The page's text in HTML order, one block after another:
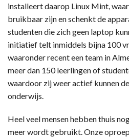
installeert daarop Linux Mint,
bruikbaar zijn en schenkt de
studenten die zich geen laptop
initiatief telt inmiddels bijna 100
waaronder recent een team in
meer dan 150 leerlingen of
waardoor zij weer actief kunnen
onderwijs.
Heel veel mensen hebben thuis
meer wordt gebruikt. Onze